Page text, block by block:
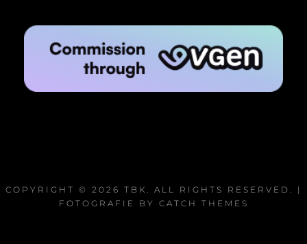
COPYRIGHT © 2026 TBK . ALL RIGHTS RESERVED. |
FOTOGRAFIE BY CATCH THEMES